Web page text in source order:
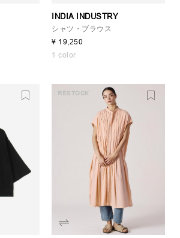
INDIA INDUSTRY
シャツ・ブラウス
¥ 19,250
1 color
RESTOCK